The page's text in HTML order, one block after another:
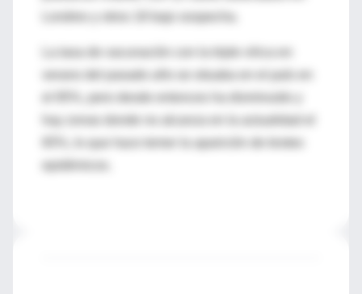
65%, lo que hace temer la aparición de brotes